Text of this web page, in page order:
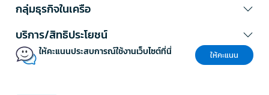
กลุ่มธุรกิจในเครือ
บริการ/สิทธิประโยชน์
ให้คะแนนประสบการณ์ใช้งานเว็บไซต์ที่นี่ ให้คะแนน